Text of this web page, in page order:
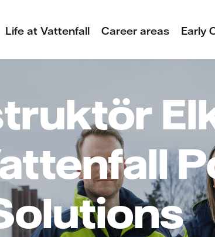
Life at Vattenfall Career areas Early